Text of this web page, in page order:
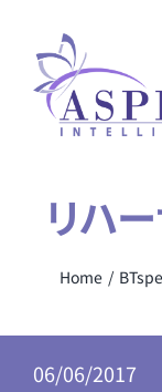
content
リハ
Home
06/06/2017